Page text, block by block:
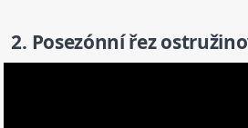
2. Posezónní řez